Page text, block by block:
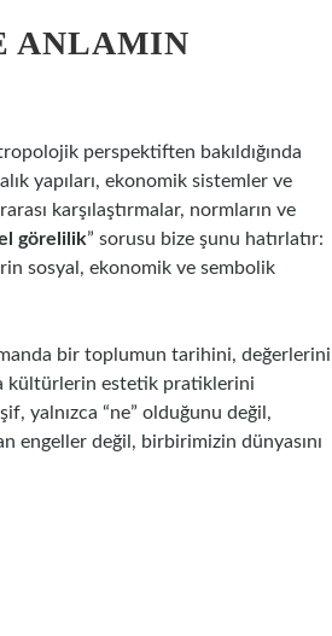
ANLAMIN
perspektiften bakıldığında
yapıları, ekonomik sistemler ve
karşılaştırmalar, normların ve
görelilik” sorusu bize şunu hatırlatır:
sosyal, ekonomik ve sembolik
bir toplumun tarihini, değerlerini
kültürlerin estetik pratiklerini
yalnızca “ne” olduğunu değil,
engeller değil, birbirimizin dünyasını